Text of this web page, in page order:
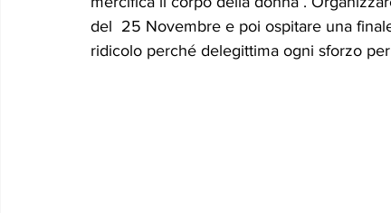
del  25 Novembre e poi ospitare una
ridicolo perché delegittima ogni sforzo